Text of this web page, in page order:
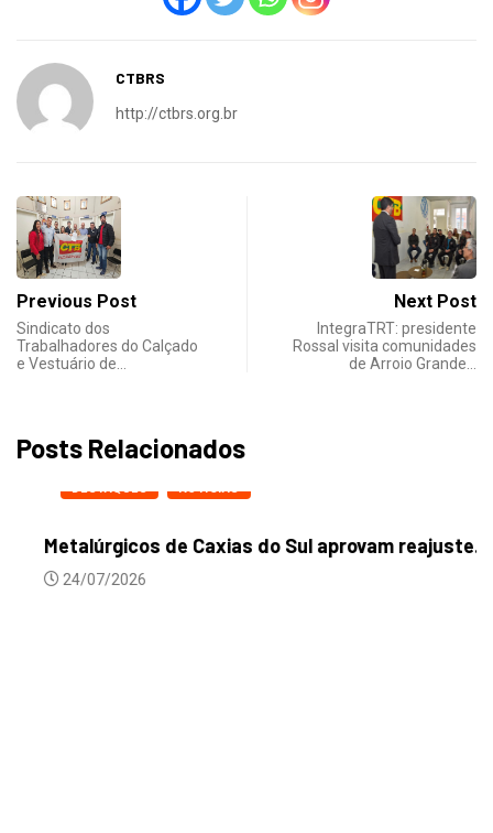
CTBRS
http://ctbrs.org.br
Previous Post
Sindicato dos
Trabalhadores do Calçado
e Vestuário de…
Next Post
IntegraTRT: presidente
Rossal visita comunidades
de Arroio Grande…
Posts Relacionados
DESTAQUES NOTICIAS
Metalúrgicos de Caxias do Sul aprovam reajuste...
24/07/2026